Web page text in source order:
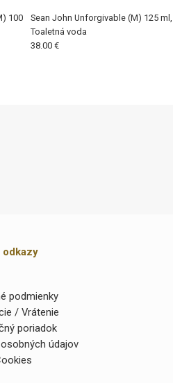
100
Sean John Unforgivable (M) 125 ml,
Toaletná voda
38.00 €
odkazy
podmienky
/ Vrátenie
poriadok
údajov